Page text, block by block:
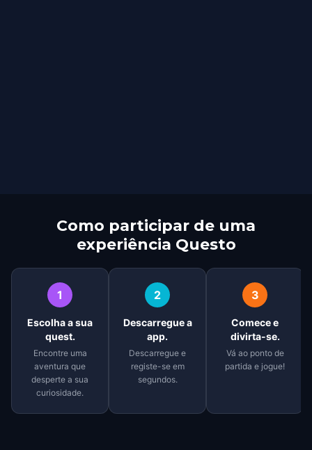
Como participar de uma
experiência Questo
1
Escolha a sua
quest.
Encontre uma
aventura que
desperte a sua
curiosidade.
2
Descarregue a
app.
Descarregue e
registe-se em
segundos.
3
Comece e
divirta-se.
Vá ao ponto de
partida e jogue!